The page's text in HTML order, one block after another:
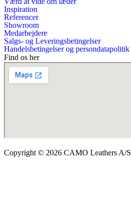
Inspiration
Referencer
Showroom
Medarbejdere
Salgs- og Leveringsbetingelser
Handelsbetingelser og persondatapolitik
Find os her
Copyright © 2026 CAMO Leathers A/S